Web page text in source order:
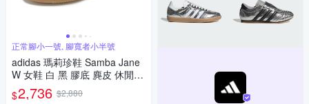
正常腳小一號, 腳寬者小半號
adidas 瑪莉珍鞋 Samba Jane
W 女鞋 白 黑 膠底 麂皮 休閒鞋
復古 愛迪達 JR1402
$2,736 $2,880